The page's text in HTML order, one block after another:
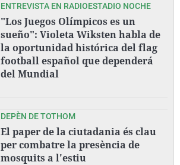
ENTREVISTA EN RADIOESTADIO NOCHE
"Los Juegos Olímpicos es un
sueño": Violeta Wiksten habla de
la oportunidad histórica del flag
football español que dependerá
del Mundial
DEPÈN DE TOTHOM
El paper de la ciutadania és clau
per combatre la presència de
mosquits a l'estiu